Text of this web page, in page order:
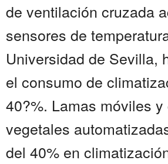
de ventilación cruzada
sensores de
Universidad de Sevilla,
el consumo de
40?%. Lamas móviles
vegetales
del 40% en